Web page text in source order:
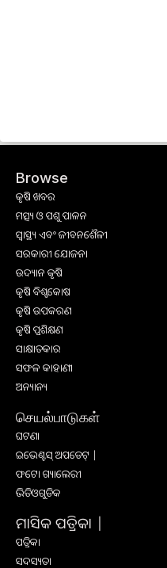
Browse
କୃଷି ଖବର
ମତ୍ସ୍ୟ ଓ ପଶୁ ପାଳନ
ସ୍ୱାସ୍ଥ୍ୟ ଏବଂ ଜୀବନଶୈଳୀ
ସରକାରୀ ଯୋଜନା
ଉଦ୍ୟାନ କୃଷି
କୃଷି ବିଶ୍ବକୋଷ
କୃଷି ଉପକରଣ
କୃଷି ପ୍ରଶିକ୍ଷଣ
ସାକ୍ଷାତକାର
ସଫଳ କାହାଣୀ
ଅନ୍ୟାନ୍ୟ
செயல்பாடுகள்
ଘଟଣା
ଇଭେଣ୍ଟସ୍ ଅପଡେଟ୍ |
ଫଟୋ ଗ୍ୟାଲେରୀ
ଭିଡିଓଗୁଡିକ
ମାସିକ ପତ୍ରିକା |
ପତ୍ରିକା
ସଦସ୍ୟତା